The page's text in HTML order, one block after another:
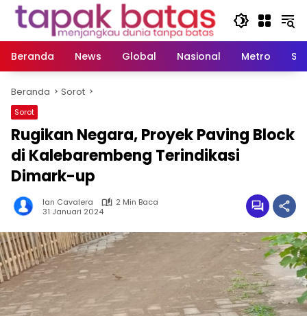
Langsung
Beranda
News Global Nasional Metro
Beranda Sorot
Sorot
Rugikan Negara, Proyek Paving Block
di Kalebarembeng Terindikasi
Dimark-up
Ian Cavalera
2 Min Baca
31 Januari 2024